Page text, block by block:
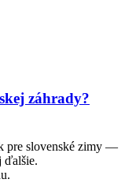
záhrady?
pre slovenské zimy —
ďalšie.